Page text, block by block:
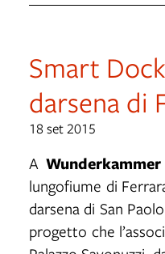
Smart
darsena di
18 set 2015
A Wunderkammer
lungofiume di
darsena di San
progetto che